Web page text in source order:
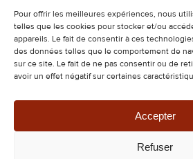
Pour offrir les meilleures expériences, nous
telles que les cookies pour stocker et/ou
appareils. Le fait de consentir à ces
des données telles que le comportement de
sur ce site. Le fait de ne pas consentir ou de
avoir un effet négatif sur certaines
Accepter
Refuser
Mentions légalesPolitique de
Politique de cookiesPlan
©2026 Les Grottes
espaces naturels
dessins
Design &
règles de confidentialitéet
de Google